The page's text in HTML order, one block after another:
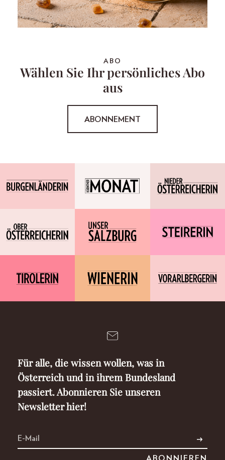
ABO
Wählen Sie Ihr persönliches Abo
aus
ABONNEMENT
Für alle, die wissen wollen, was in
Österreich und in ihrem Bundesland
passiert. Abonnieren Sie unseren
Newsletter hier!